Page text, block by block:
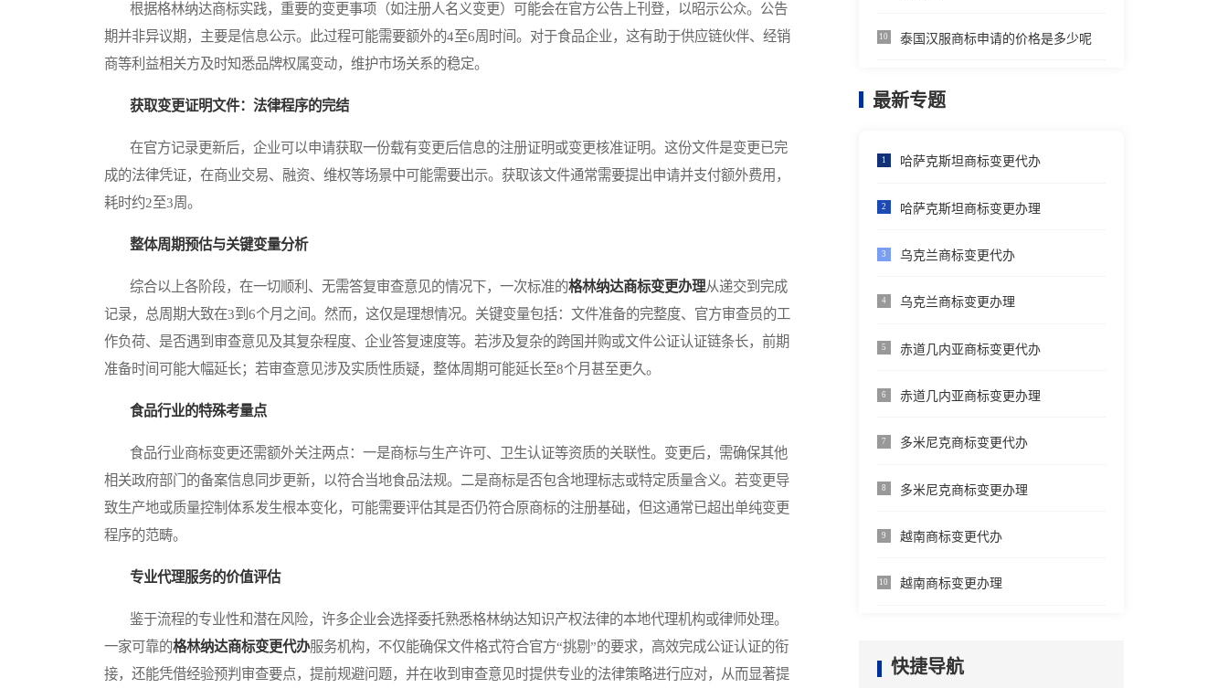
根据格林纳达商标实践，重要的变更事项（如注册人名义变更）可能会在官方公告上刊登，以昭示公众。公告
期并非异议期，主要是信息公示。此过程可能需要额外的4至6周时间。对于食品企业，这有助于供应链伙伴、经销
商等利益相关方及时知悉品牌权属变动，维护市场关系的稳定。
获取变更证明文件：法律程序的完结
在官方记录更新后，企业可以申请获取一份载有变更后信息的注册证明或变更核准证明。这份文件是变更已完
成的法律凭证，在商业交易、融资、维权等场景中可能需要出示。获取该文件通常需要提出申请并支付额外费用，
耗时约2至3周。
整体周期预估与关键变量分析
综合以上各阶段，在一切顺利、无需答复审查意见的情况下，一次标准的格林纳达商标变更办理从递交到完成
记录，总周期大致在3到6个月之间。然而，这仅是理想情况。关键变量包括：文件准备的完整度、官方审查员的工
作负荷、是否遇到审查意见及其复杂程度、企业答复速度等。若涉及复杂的跨国并购或文件公证认证链条长，前期
准备时间可能大幅延长；若审查意见涉及实质性质疑，整体周期可能延长至8个月甚至更久。
食品行业的特殊考量点
食品行业商标变更还需额外关注两点：一是商标与生产许可、卫生认证等资质的关联性。变更后，需确保其他
相关政府部门的备案信息同步更新，以符合当地食品法规。二是商标是否包含地理标志或特定质量含义。若变更导
致生产地或质量控制体系发生根本变化，可能需要评估其是否仍符合原商标的注册基础，但这通常已超出单纯变更
程序的范畴。
专业代理服务的价值评估
鉴于流程的专业性和潜在风险，许多企业会选择委托熟悉格林纳达知识产权法律的本地代理机构或律师处理。
一家可靠的格林纳达商标变更代办服务机构，不仅能确保文件格式符合官方“挑剔”的要求，高效完成公证认证的衔
接，还能凭借经验预判审查要点，提前规避问题，并在收到审查意见时提供专业的法律策略进行应对，从而显著提
10 泰国汉服商标申请的价格是多少呢
最新专题
1 哈萨克斯坦商标变更代办
2 哈萨克斯坦商标变更办理
3 乌克兰商标变更代办
4 乌克兰商标变更办理
5 赤道几内亚商标变更代办
6 赤道几内亚商标变更办理
7 多米尼克商标变更代办
8 多米尼克商标变更办理
9 越南商标变更代办
10 越南商标变更办理
快捷导航